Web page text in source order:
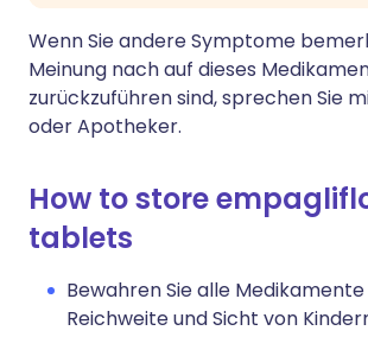
Wenn Sie andere Symptome
Meinung nach auf dieses
zurückzuführen sind, sprechen Sie
oder Apotheker.
How to store
tablets
Bewahren Sie alle
Reichweite und Sicht von